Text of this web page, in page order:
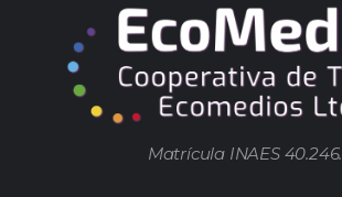
Matrícula INAES 40.246.